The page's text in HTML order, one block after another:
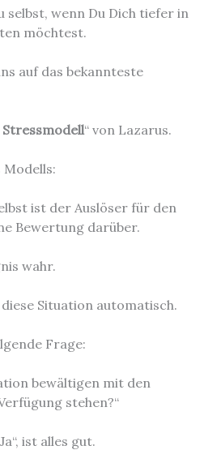
selbst, wenn Du Dich tiefer in
möchtest.
auf das bekannteste
“ von Lazarus.
Modells:
ist der Auslöser für den
Bewertung darüber.
wahr.
Situation automatisch.
Frage:
bewältigen mit den
stehen?“
ist alles gut.